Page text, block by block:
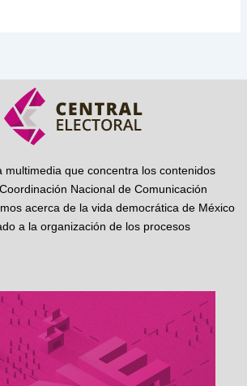
multimedia que concentra los contenidos
Nacional de Comunicación
acerca de la vida democrática de México
a la organización de los procesos